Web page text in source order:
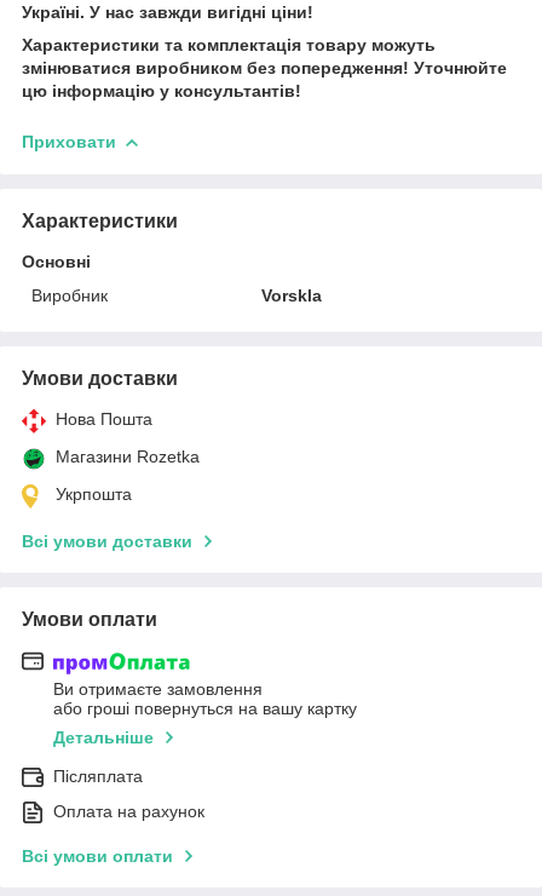
Україні. У нас завжди вигідні ціни!
Характеристики та комплектація товару можуть
змінюватися виробником без попередження! Уточнюйте
цю інформацію у консультантів!
Приховати
Характеристики
Основні
Виробник
Vorskla
Умови доставки
Нова Пошта
Магазини Rozetka
Укрпошта
Всі умови доставки
Умови оплати
Ви отримаєте замовлення
або гроші повернуться на вашу картку
Детальніше
Післяплата
Оплата на рахунок
Всі умови оплати